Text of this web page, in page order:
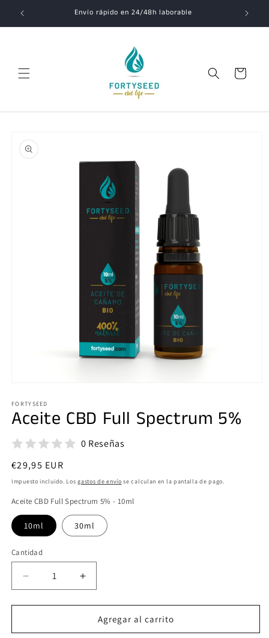
directamente
Envío rápido en 24/48h laborable
Carrito
a la
información
multimedia
1
en
ventana
modal
FORTYSEED
Aceite CBD Full Spectrum 5%
0 Reseñas
Precio
habitual
€29,95 EUR
Impuesto incluido. Losgastos de envío se calculan en la pantalla de pago.
Aceite CBD Full Spectrum 5% - 10ml
10ml 30ml
Cantidad
Reducir
cantidad
para
CBD
Aumentar
cantidad
para
Aceite
CBD
Agregar al carrito